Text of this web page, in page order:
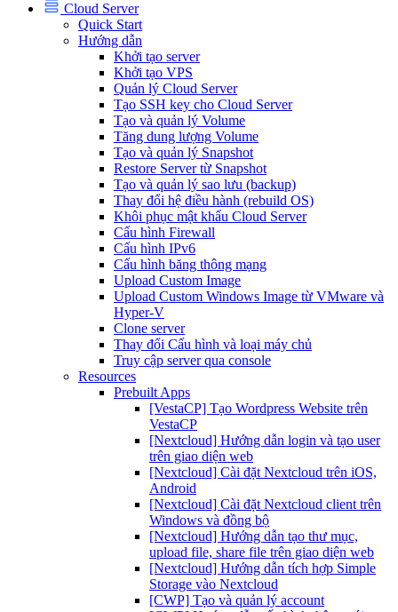
Cloud Server
Quick Start
Hướng dẫn
Khởi tạo server
Khởi tạo VPS
Quản lý Cloud Server
Tạo SSH key cho Cloud Server
Tạo và quản lý Volume
Tăng dung lượng Volume
Tạo và quản lý Snapshot
Restore Server từ Snapshot
Tạo và quản lý sao lưu (backup)
Thay đổi hệ điều hành (rebuild OS)
Khôi phục mật khẩu Cloud Server
Cấu hình Firewall
Cấu hình IPv6
Cấu hình băng thông mạng
Upload Custom Image
Upload Custom Windows Image từ VMware và
Hyper-V
Clone server
Thay đổi Cấu hình và loại máy chủ
Truy cập server qua console
Resources
Prebuilt Apps
[VestaCP] Tạo Wordpress Website trên
VestaCP
[Nextcloud] Hướng dẫn login và tạo user
trên giao diện web
[Nextcloud] Cài đặt Nextcloud trên iOS,
Android
[Nextcloud] Cài đặt Nextcloud client trên
Windows và đồng bộ
[Nextcloud] Hướng dẫn tạo thư mục,
upload file, share file trên giao diện web
[Nextcloud] Hướng dẫn tích hợp Simple
Storage vào Nextcloud
[CWP] Tạo và quản lý account